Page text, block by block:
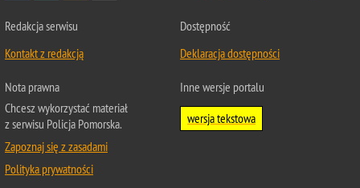
Redakcja serwisu
Kontakt z redakcją
Dostępność
Deklaracja dostępności
Nota prawna
Chcesz wykorzystać materiał
z serwisu Policja Pomorska.
Zapoznaj się z zasadami
Polityka prywatności
Inne wersje portalu
wersja tekstowa